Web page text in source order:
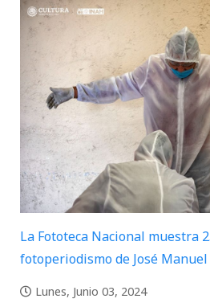
La Fototeca Nacional muestra
fotoperiodismo de José Manuel
Lunes, Junio 03, 2024